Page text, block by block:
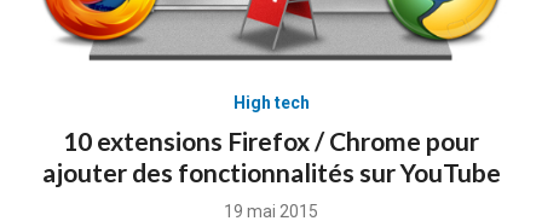
High tech
10 extensions Firefox / Chrome pour
ajouter des fonctionnalités sur YouTube
Posted
19 mai 2015